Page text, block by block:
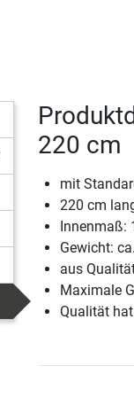
220 cm
mit
220 cm
Innenmaß:
Gewicht:
aus
Maximale
Qualität